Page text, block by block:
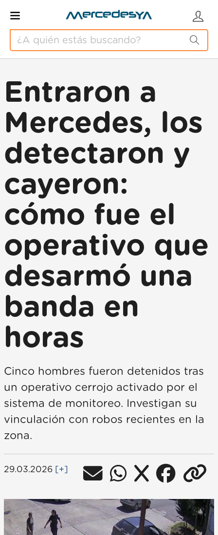
Entraron a
Mercedes, los
detectaron y
cayeron:
cómo fue el
operativo que
desarmó una
banda en
horas
Cinco hombres fueron detenidos tras
un operativo cerrojo activado por el
sistema de monitoreo. Investigan su
vinculación con robos recientes en la
zona.
29.03.2026 [+]